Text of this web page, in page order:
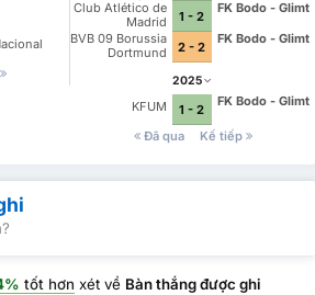
Milano
Club Atlético de
Madrid
1 - 2
FK Bodo - Glimt
BVB 09 Borussia
Dortmund
2 - 2
FK Bodo - Glimt
2025
KFUM 1 - 2
FK Bodo - Glimt
Đã qua Kế tiếp
tốt hơn xét về Bàn thắng được ghi